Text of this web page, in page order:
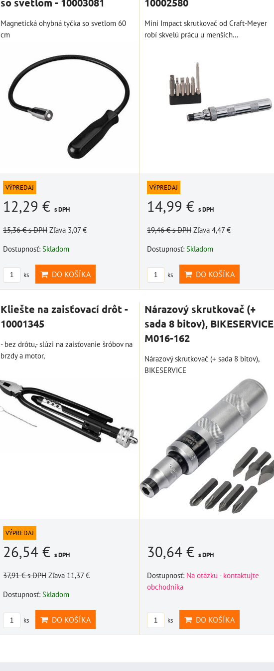
Magnetická ohybná tyčka so svetlom 60
cm
VÝPREDAJ
12,29 € s DPH
15,36 €s DPH Zľava 3,07 €
Dostupnosť: Skladom
ks DO KOŠÍKA
Mini Impact skrutkovač od Craft-Meyer
robí skvelú prácu u menších...
VÝPREDAJ
14,99 € s DPH
19,46 €s DPH Zľava 4,47 €
Dostupnosť: Skladom
ks DO KOŠÍKA
Kliešte na zaisťovací drôt -
10001345
- bez drôtu,- slúzi na zaisťovanie šróbov na
brzdy a motor,
VÝPREDAJ
26,54 € s DPH
37,91 €s DPH Zľava 11,37 €
Dostupnosť: Skladom
ks DO KOŠÍKA
Nárazový skrutkovač (+
sada 8 bitov), BIKESERVICE
M016-162
Nárazový skrutkovač (+ sada 8 bitov),
BIKESERVICE
30,64 € s DPH
Dostupnosť: Na otázku - kontaktujte
obchodníka
ks DO KOŠÍKA
DO KOŠÍKA